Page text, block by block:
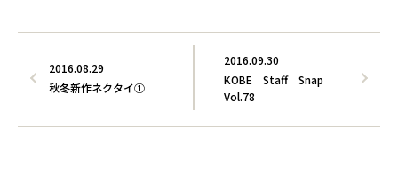
2016.09.30
KOBE Staff Snap
Vol.78
2016.08.29
秋冬新作ネクタイ①